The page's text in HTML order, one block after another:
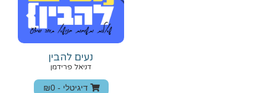
נעים להבין
דניאל פרידמן
דיגיטלי -₪0